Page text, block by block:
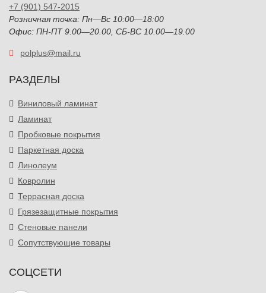
+7 (901) 547-2015
Розничная точка: Пн—Вс 10:00—18:00
Офис: ПН-ПТ 9.00—20.00, СБ-ВС 10.00—19.00
polplus@mail.ru
РАЗДЕЛЫ
Виниловый ламинат
Ламинат
Пробковые покрытия
Паркетная доска
Линолеум
Ковролин
Террасная доска
Грязезащитные покрытия
Стеновые панели
Сопутствующие товары
СОЦСЕТИ